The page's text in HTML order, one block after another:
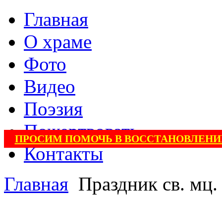
Главная
О храме
Фото
Видео
Поэзия
Пожертвовать
Контакты
ПРОСИМ ПОМОЧЬ В
Главная Праздник св.